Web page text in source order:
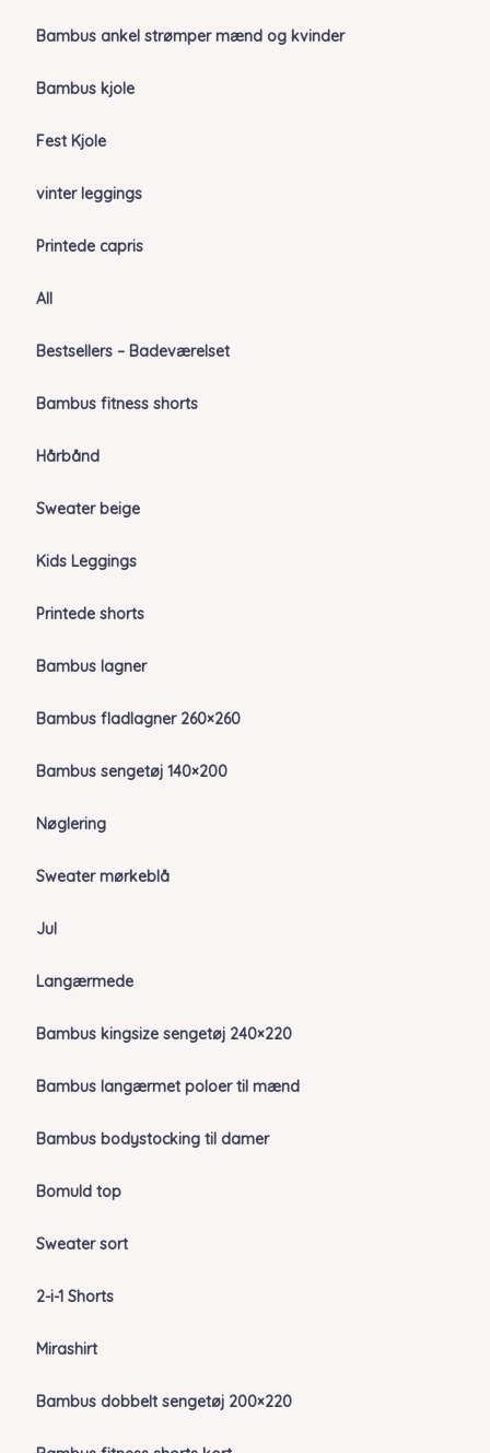
Bambus ankel strømper mænd og kvinder
Bambus kjole
Fest Kjole
vinter leggings
Printede capris
All
Bestsellers – Badeværelset
Bambus fitness shorts
Hårbånd
Sweater beige
Kids Leggings
Printede shorts
Bambus lagner
Bambus fladlagner 260×260
Bambus sengetøj 140×200
Nøglering
Sweater mørkeblå
Jul
Langærmede
Bambus kingsize sengetøj 240×220
Bambus langærmet poloer til mænd
Bambus bodystocking til damer
Bomuld top
Sweater sort
2-i-1 Shorts
Mirashirt
Bambus dobbelt sengetøj 200×220